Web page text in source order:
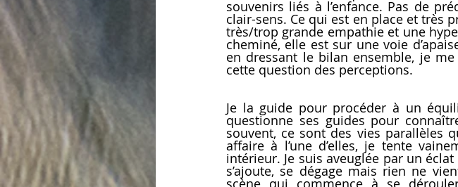
souvenirs liés à l’enfance. Pas de
clair-sens. Ce qui est en place et très
très/trop grande empathie et une
cheminé, elle est sur une voie
en dressant le bilan ensemble, je
cette question des perceptions.
Je la guide pour procéder à un
questionne ses guides pour
souvent, ce sont des vies parallèles
affaire à l’une d’elles, je tente
intérieur. Je suis aveuglée par un
s’ajoute, se dégage mais rien ne